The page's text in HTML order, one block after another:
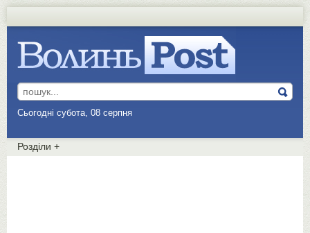
Сьогодні субота, 08 серпня
Розділи +